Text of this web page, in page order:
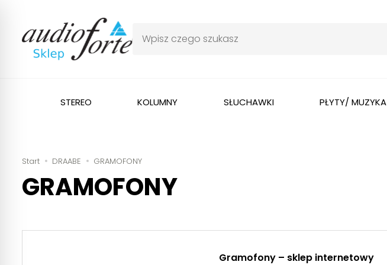
STEREO KOLUMNY SŁUCHAWKI PŁYTY/ MUZYKA
Start DRAABE GRAMOFONY
GRAMOFONY
Gramofony – sklep internetowy